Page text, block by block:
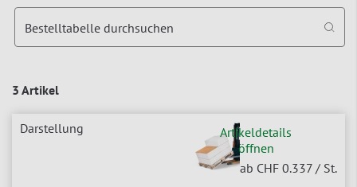
3 Artikel
Bestelltabelle durchsuchen
Artikeldetails
öffnen
ab CHF 0.337 / St.